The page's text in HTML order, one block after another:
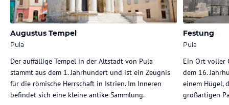
Augustus Tempel
Pula
Der auffällige Tempel in der Altstadt von Pula
stammt aus dem 1. Jahrhundert und ist ein Zeugnis
für die römische Herrschaft in Istrien. Im Inneren
befindet sich eine kleine antike Sammlung.
Festung
Pula
Ein Ort voller
dem 16.
einem Hügel,
großartigen